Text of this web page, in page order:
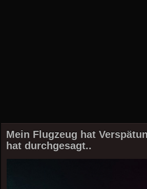
Mein Flugzeug hat
hat durchgesagt..